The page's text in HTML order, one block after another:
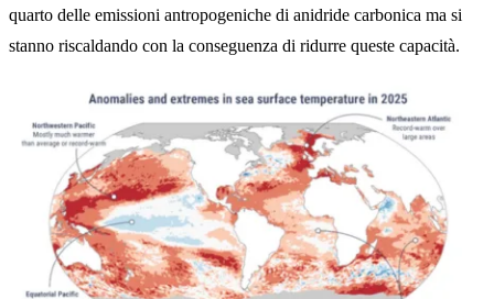
quarto delle emissioni antropogeniche di anidride carbonica ma si
stanno riscaldando con la conseguenza di ridurre queste capacità.